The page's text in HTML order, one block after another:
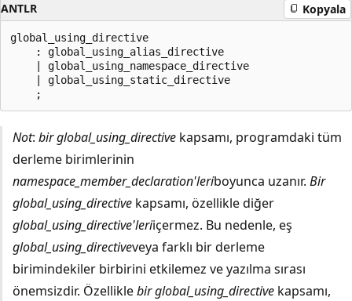
ANTLR Kopyala
global_using_directive
    : global_using_alias_directive
    | global_using_namespace_directive
    | global_using_static_directive
Not: bir global_using_directivekapsamı, programdaki tüm
derleme birimlerinin
namespace_member_declaration'leriboyunca uzanır. Bir
global_using_directivekapsamı, özellikle diğer
global_using_directive'leriiçermez. Bu nedenle, eş
global_using_directiveveya farklı bir derleme
birimindekiler birbirini etkilemez ve yazılma sırası
önemsizdir. Özelliklebir global_using_directivekapsamı,